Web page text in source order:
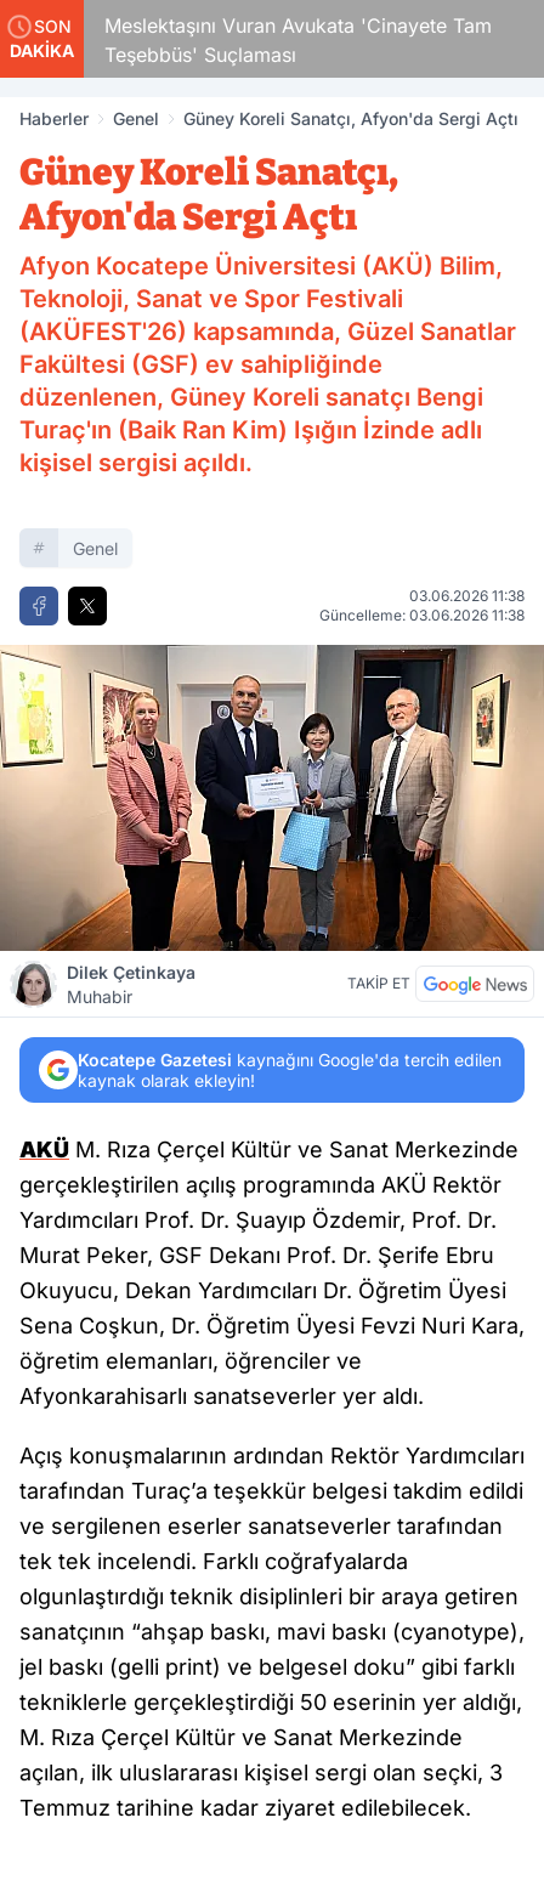
SON
DAKİKA
Meslektaşını Vuran Avukata 'Cinayete Tam
Teşebbüs' Suçlaması
Haberler Genel Güney Koreli Sanatçı, Afyon'da Sergi Açtı
Güney Koreli Sanatçı,
Afyon'da Sergi Açtı
Afyon Kocatepe Üniversitesi (AKÜ) Bilim,
Teknoloji, Sanat ve Spor Festivali
(AKÜFEST'26) kapsamında, Güzel Sanatlar
Fakültesi (GSF) ev sahipliğinde
düzenlenen, Güney Koreli sanatçı Bengi
Turaç'ın (Baik Ran Kim) Işığın İzinde adlı
kişisel sergisi açıldı.
Genel
03.06.2026 11:38
Güncelleme: 03.06.2026 11:38
Dilek Çetinkaya
Muhabir
TAKİP ET
Kocatepe Gazetesi kaynağını Google'da tercih edilen
kaynak olarak ekleyin!
AKÜ M. Rıza Çerçel Kültür ve Sanat Merkezinde
gerçekleştirilen açılış programında AKÜ Rektör
Yardımcıları Prof. Dr. Şuayıp Özdemir, Prof. Dr.
Murat Peker, GSF Dekanı Prof. Dr. Şerife Ebru
Okuyucu, Dekan Yardımcıları Dr. Öğretim Üyesi
Sena Coşkun, Dr. Öğretim Üyesi Fevzi Nuri Kara,
öğretim elemanları, öğrenciler ve
Afyonkarahisarlı sanatseverler yer aldı.
Açış konuşmalarının ardından Rektör Yardımcıları
tarafından Turaç’a teşekkür belgesi takdim edildi
ve sergilenen eserler sanatseverler tarafından
tek tek incelendi. Farklı coğrafyalarda
olgunlaştırdığı teknik disiplinleri bir araya getiren
sanatçının “ahşap baskı, mavi baskı (cyanotype),
jel baskı (gelli print) ve belgesel doku” gibi farklı
tekniklerle gerçekleştirdiği 50 eserinin yer aldığı,
M. Rıza Çerçel Kültür ve Sanat Merkezinde
açılan, ilk uluslararası kişisel sergi olan seçki, 3
Temmuz tarihine kadar ziyaret edilebilecek.